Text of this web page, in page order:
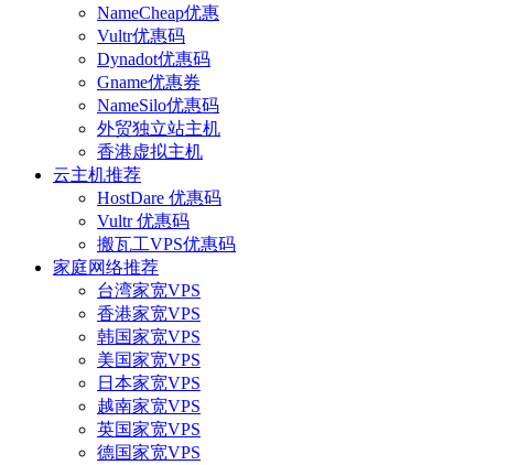
NameCheap优惠
Vultr优惠码
Dynadot优惠码
Gname优惠券
NameSilo优惠码
外贸独立站主机
香港虚拟主机
云主机推荐
HostDare 优惠码
Vultr 优惠码
搬瓦工VPS优惠码
家庭网络推荐
台湾家宽VPS
香港家宽VPS
韩国家宽VPS
美国家宽VPS
日本家宽VPS
越南家宽VPS
英国家宽VPS
德国家宽VPS